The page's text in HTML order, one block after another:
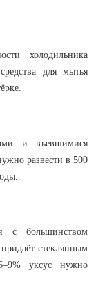
холодильника
для мытья
и въевшимися
развести в 500
с большинством
стеклянным
уксус нужно